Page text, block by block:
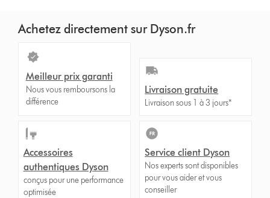
Achetez directement sur Dyson.fr
Meilleur prix garanti
Nous vous remboursons la
différence
Livraison gratuite
Livraison sous 1 à 3 jours*
Accessoires
authentiques Dyson
conçus pour une performance
optimisée
Service client Dyson
Nos experts sont disponibles
pour vous aider et vous
conseiller